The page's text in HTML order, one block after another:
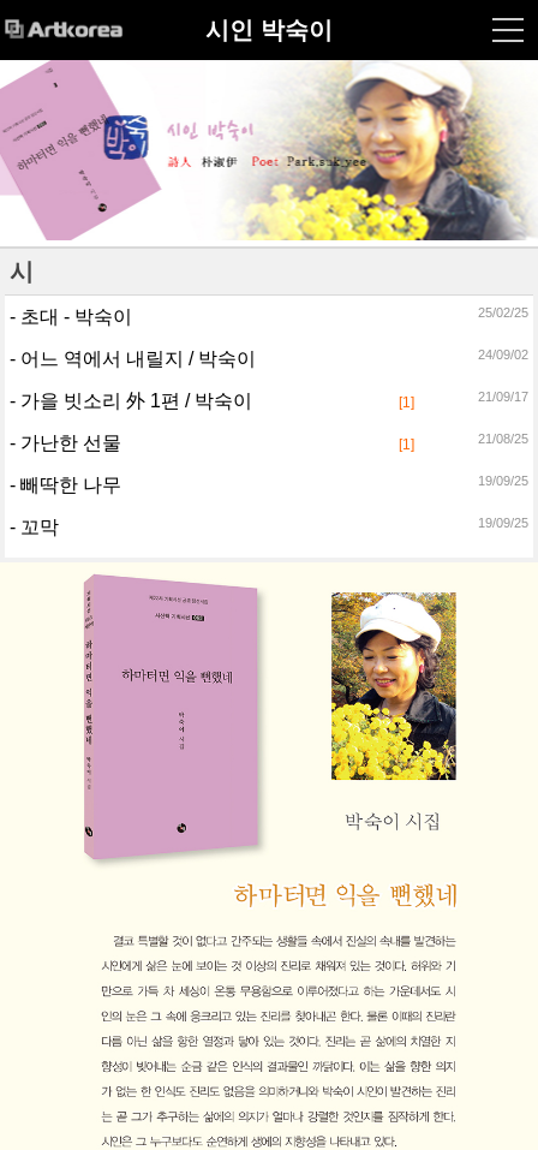
시인 박숙이
시
25/02/25
- 초대 - 박숙이
24/09/02
- 어느 역에서 내릴지 / 박숙이
21/09/17
- 가을 빗소리 外 1편 / 박숙이 [1]
21/08/25
- 가난한 선물 [1]
19/09/25
- 빼딱한 나무
19/09/25
- 꼬막